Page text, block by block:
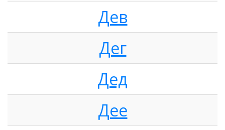
Дев
Дег
Дед
Дее